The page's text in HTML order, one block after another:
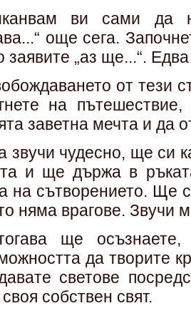
ви сами да
още сега.
заявите „аз ще...“.
от тези
на
заветна мечта и да
звучи чудесно, ще си
и ще държа в
на сътворението. Ще
няма врагове. Звучи
ще
да творите
светове
собствен свят.